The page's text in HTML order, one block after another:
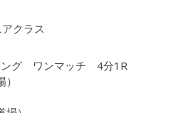
クラス
グ ワンマッチ 4分1R